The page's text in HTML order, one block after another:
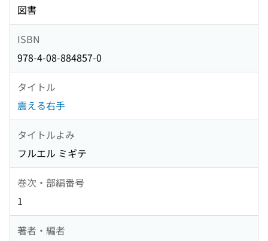
図書
ISBN
978-4-08-884857-0
タイトル
震える右手
タイトルよみ
フルエル ミギテ
巻次・部編番号
1
著者・編者